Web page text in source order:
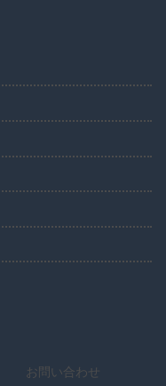
お問い合わせ